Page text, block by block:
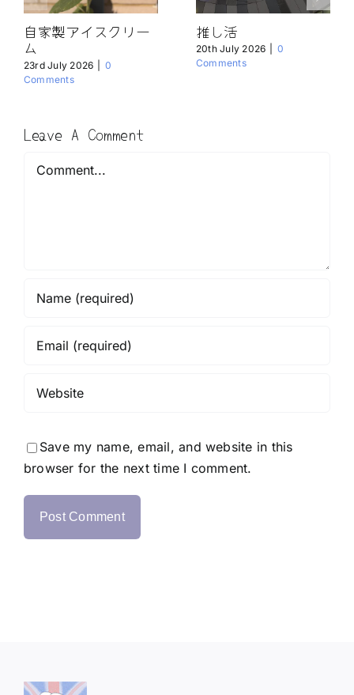
自家製アイスクリー
ム
23rd July 2026
0
Comments
推し活
20th July 2026
0
Comments
Leave A Comment
Save my name, email, and website in this
browser for the next time I comment.